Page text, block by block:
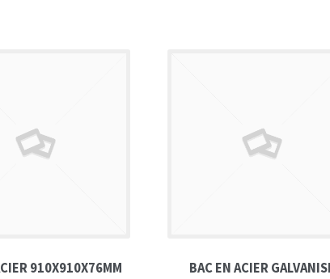
910X910X76MM
BAC EN ACIER